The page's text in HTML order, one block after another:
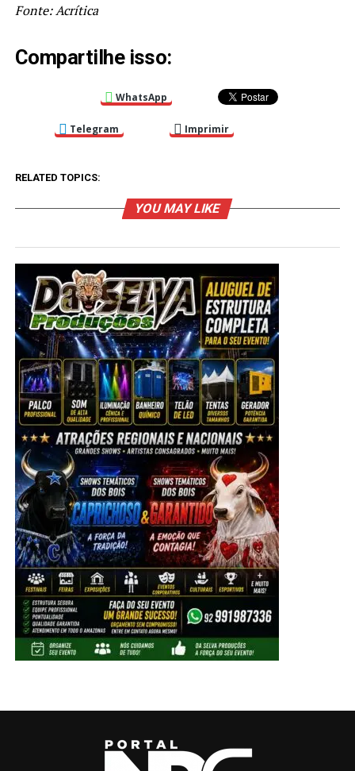
Fonte: Acrítica
Compartilhe isso:
WhatsApp
Telegram Imprimir
RELATED TOPICS:
YOU MAY LIKE